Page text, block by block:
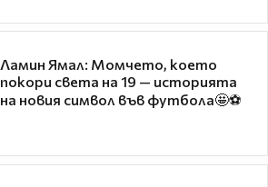
Ламин Ямал: Момчето, което
покори света на 19 — историята
на новия символ във футбола🤩⚽